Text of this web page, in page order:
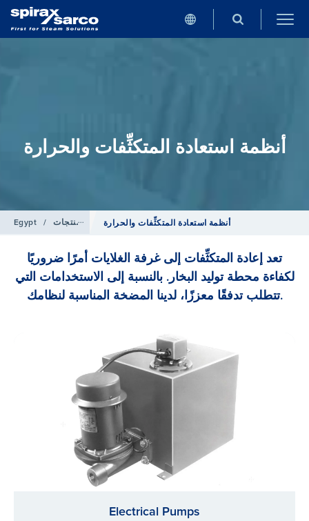
أنظمة استعادة المتكثِّفات والحرارة
Egypt / المنتجات أنظمة استعادة المتكثِّفات والحرارة
تعد إعادة المتكثِّفات إلى غرفة الغلايات أمرًا ضروريًا
لكفاءة محطة توليد البخار. بالنسبة إلى الاستخدامات التي
تتطلب تدفقًا معززًا، لدينا المضخة المناسبة لنظامك.
Electrical Pumps